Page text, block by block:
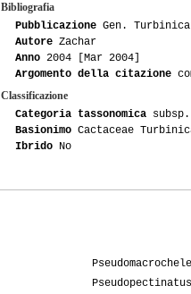
Bibliografia
Pubblicazione Gen.
Autore Zachar
Anno 2004 [Mar 2004]
Argomento della citazione
Classificazione
Categoria tassonomica subsp.
Basionimo Cactaceae
Ibrido No
Pseudopectinatus